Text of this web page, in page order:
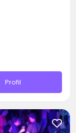
Profil